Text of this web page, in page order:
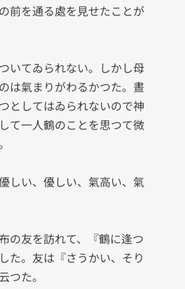
前を通る處を見せたことが
いてゐられない。しかし母
は氣まりがわるかつた。晝
としてはゐられないので神
て一人鶴のことを思つて微
しい、優しい、氣高い、氣
の友を訪れて、『鶴に逢つ
た。友は『さうかい、そり
つた。